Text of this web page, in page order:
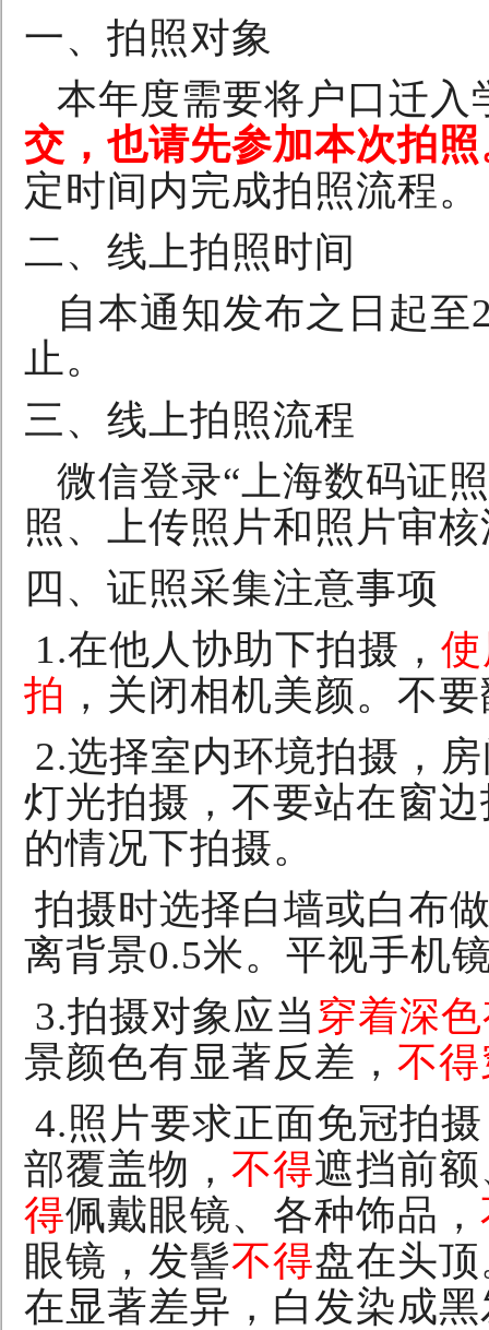
一、拍照对象
本年度需要将户口迁入
交，也请先参加本次拍
定时间内完成拍照流程。
二、线上拍照时间
自本通知发布之日起至
止。
三、线上拍照流程
微信登录“上海数码证
照、上传照片和照片审
四、证照采集注意事项
1.在他人协助下拍摄，
拍 ，关闭相机美颜。不
2.选择室内环境拍摄，
灯光拍摄，不要站在窗
的情况下拍摄。
拍摄时选择白墙或白布
离背景0.5米。平视手机
3.拍摄对象应当 穿着深
景颜色有显著反差， 不
4.照片要求正面免冠拍
部覆盖物， 不得遮挡前
得佩戴眼镜、各种饰品，
眼镜，发髻不得盘在头
在显著差异，白发染成